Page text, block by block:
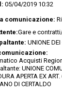
05/04/2019 10:32
comunicazione:
Gare e
UNIONE
Acquisti
UNIONE
APERTA EX
DI CERTALDO